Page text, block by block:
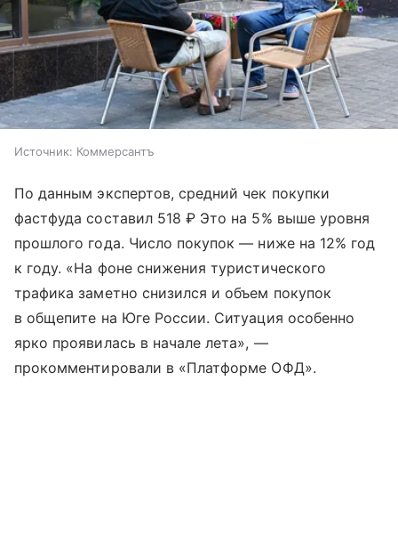
Источник: Коммерсантъ
По данным экспертов, средний чек покупки
фастфуда составил 518 ₽ Это на 5% выше уровня
прошлого года. Число покупок — ниже на 12% год
к году. «На фоне снижения туристического
трафика заметно снизился и объем покупок
в общепите на Юге России. Ситуация особенно
ярко проявилась в начале лета», —
прокомментировали в «Платформе ОФД».